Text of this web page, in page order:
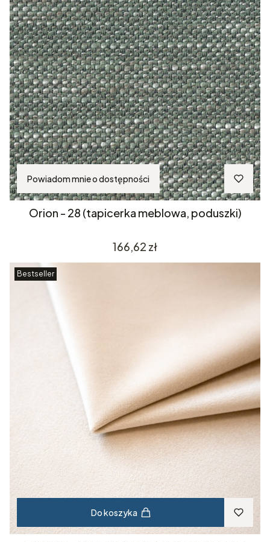
Powiadom mnie o dostępności
Orion - 28 (tapicerka meblowa, poduszki)
Cena
166,62 zł
Bestseller
Do koszyka